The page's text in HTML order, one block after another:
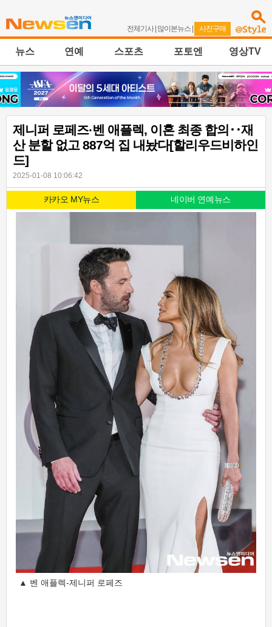
전체기사| 많이본뉴스 | 사진구매
뉴스 연예 스포츠 포토엔 영상TV
제니퍼 로페즈·벤 애플렉, 이혼 최종 합의‥재
산 분할 없고 887억 집 내놨다[할리우드비하인
드]
2025-01-08 10:06:42
카카오 MY뉴스 네이버 연예뉴스
▲ 벤 애플렉-제니퍼 로페즈